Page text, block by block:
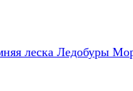
леска Ледобуры